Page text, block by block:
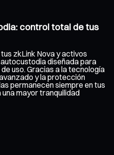
control total de tus
zkLink Nova y activos
diseñada para
uso. Gracias a la tecnología
y la protección
permanecen siempre en tus
mayor tranquilidad